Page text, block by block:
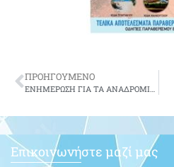
ΠΡΟΗΓΟΥΜΕΝΟ
Επικοινωνήστε μαζί μας